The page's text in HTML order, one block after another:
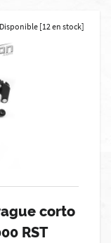
Disponible [12 en stock]
corto
RST